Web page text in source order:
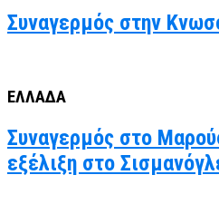
Συναγερμός στην
ΕΛΛΑΔΑ
Συναγερμός στο
εξέλιξη στο